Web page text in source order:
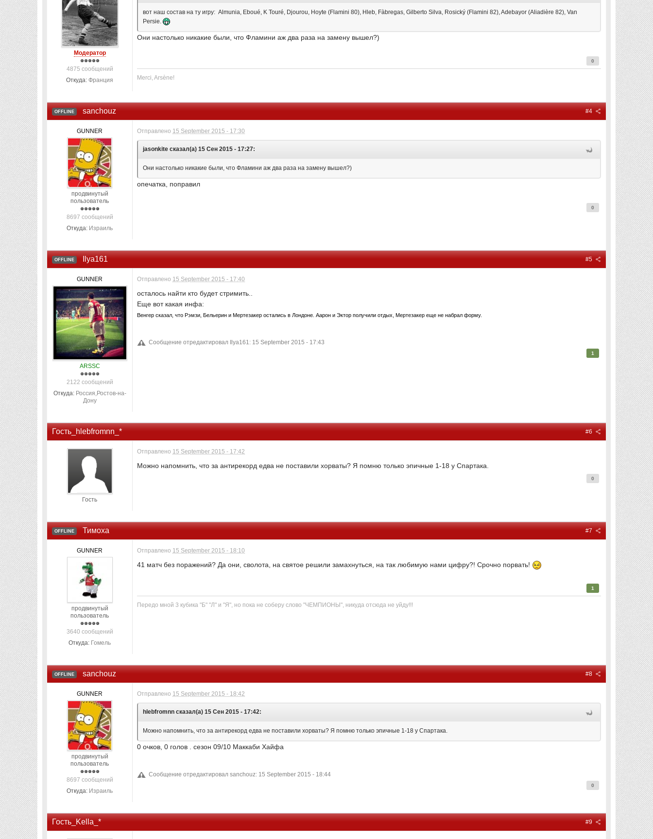
Модератор
4875 сообщений
Откуда: Франция
вот наш состав на ту игру: Almunia, Eboué, K Touré, Djourou, Hoyte (Flamini 80), Hleb, Fàbregas, Gilberto Silva, Rosický (Flamini 82), Adebayor (Aliadière 82), Van
Persie.
Они настолько никакие были, что Фламини аж два раза на замену вышел?)
0
Merci, Arsène!
#4
OFFLINE sanchouz
GUNNER
продвинутый
пользователь
8697 сообщений
Откуда: Израиль
Отправлено 15 September 2015 - 17:30
jasonkite сказал(а) 15 Сен 2015 - 17:27:
Они настолько никакие были, что Фламини аж два раза на замену вышел?)
опечатка, поправил
0
#5
OFFLINE Ilya161
GUNNER
ARSSC
2122 сообщений
Откуда: Россия,Ростов-на-
Дону
Отправлено 15 September 2015 - 17:40
осталось найти кто будет стримить..
Еще вот какая инфа:
Венгер сказал, что Рэмзи, Бельерин и Мертезакер остались в Лондоне. Аарон и Эктор получили отдых, Мертезакер еще не набрал форму.
Сообщение отредактировал Ilya161: 15 September 2015 - 17:43
1
#6
Гость_hlebfromnn_*
Гость
Отправлено 15 September 2015 - 17:42
Можно напомнить, что за антирекорд едва не поставили хорваты? Я помню только эпичные 1-18 у Спартака.
0
#7
OFFLINE Тимоха
GUNNER
продвинутый
пользователь
3640 сообщений
Откуда: Гомель
Отправлено 15 September 2015 - 18:10
41 матч без поражений? Да они, сволота, на святое решили замахнуться, на так любимую нами цифру?! Срочно порвать!
1
Передо мной 3 кубика "Б" "Л" и "Я", но пока не соберу слово "ЧЕМПИОНЫ", никуда отсюда не уйду!!!
#8
OFFLINE sanchouz
GUNNER
продвинутый
пользователь
8697 сообщений
Откуда: Израиль
Отправлено 15 September 2015 - 18:42
hlebfromnn сказал(а) 15 Сен 2015 - 17:42:
Можно напомнить, что за антирекорд едва не поставили хорваты? Я помню только эпичные 1-18 у Спартака.
0 очков, 0 голов . сезон 09/10 Маккаби Хайфа
Сообщение отредактировал sanchouz: 15 September 2015 - 18:44
0
#9
Гость_Kella_*